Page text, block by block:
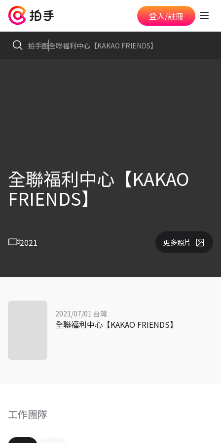
登入/註冊
拍手圈全聯福利中心【KAKAO FRIENDS】
全聯福利中心【KAKAO
FRIENDS】
2021 更多照片
工作團隊
2021/07/01 台灣
全聯福利中心【KAKAO FRIENDS】